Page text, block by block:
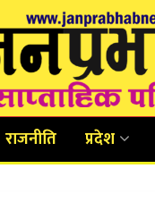
राजनीति प्रदेश